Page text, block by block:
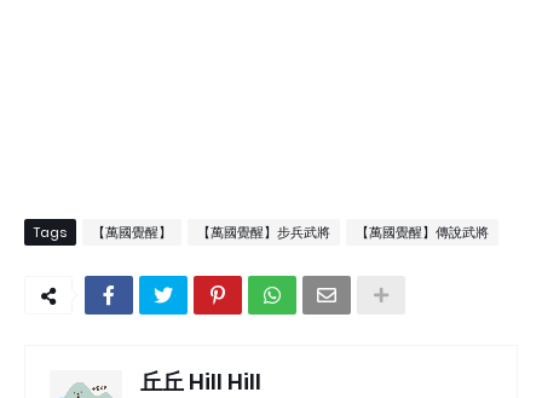
Tags 【萬國覺醒】 【萬國覺醒】步兵武將 【萬國覺醒】傳說武將
丘丘 Hill Hill